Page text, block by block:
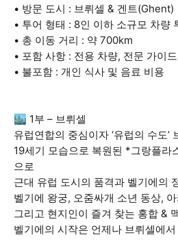
• 방문 도시 : 브뤼셀 & 겐트(Ghent)
• 투어 형태 : 8인 이하 소규모 차량
• 총 이동 거리 : 약 700km
• 포함 사항 : 전용 차량, 전문 가이
• 불포함 : 개인 식사 및 음료 비용
🏙️ 1부 – 브뤼셀
유럽연합의 중심이자 ‘유럽의 수도’
19세기 모습으로 복원된 *그랑플라
으로
근대 유럽 도시의 품격과 벨기에의
벨기에 왕궁, 오줌싸개 소년 동상,
그리고 현지인이 즐겨 찾는 홍합 &
벨기에의 시작은 언제나 브뤼셀에